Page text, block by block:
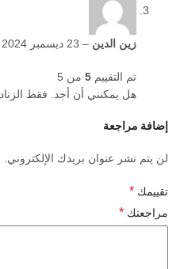
زين الدين – 23 ديسمبر 2024
تم التقييم 5 من 5
هل يمكنني أن أجد. فقط الزناد r(ص) (ل)
إضافة مراجعة
لن يتم نشر عنوان بريدك الإلكتروني.
تقييمك *
مراجعتك *